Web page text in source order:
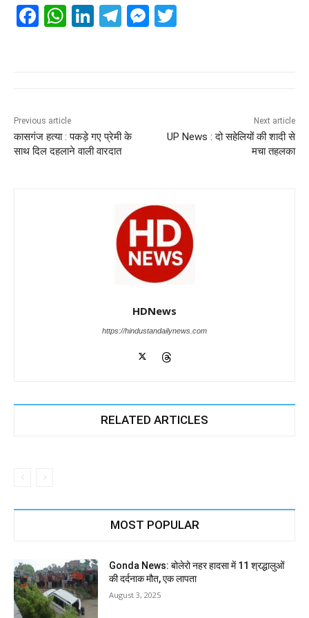
F
o
o
W
p
p
Li
n
T
m
M
er
Previous article
कासगंज हत्या : पकड़े गए प्रेमी के
साथ दिल दहलाने वाली वारदात
Next article
UP News : दो सहेलियों की शादी से
मचा तहलका
HDNews
https://hindustandailynews.com
RELATED ARTICLES
MOST POPULAR
Gonda News: बोलेरो नहर हादसा में 11 श्रद्धालुओं
की दर्दनाक मौत, एक लापता
August 3, 2025